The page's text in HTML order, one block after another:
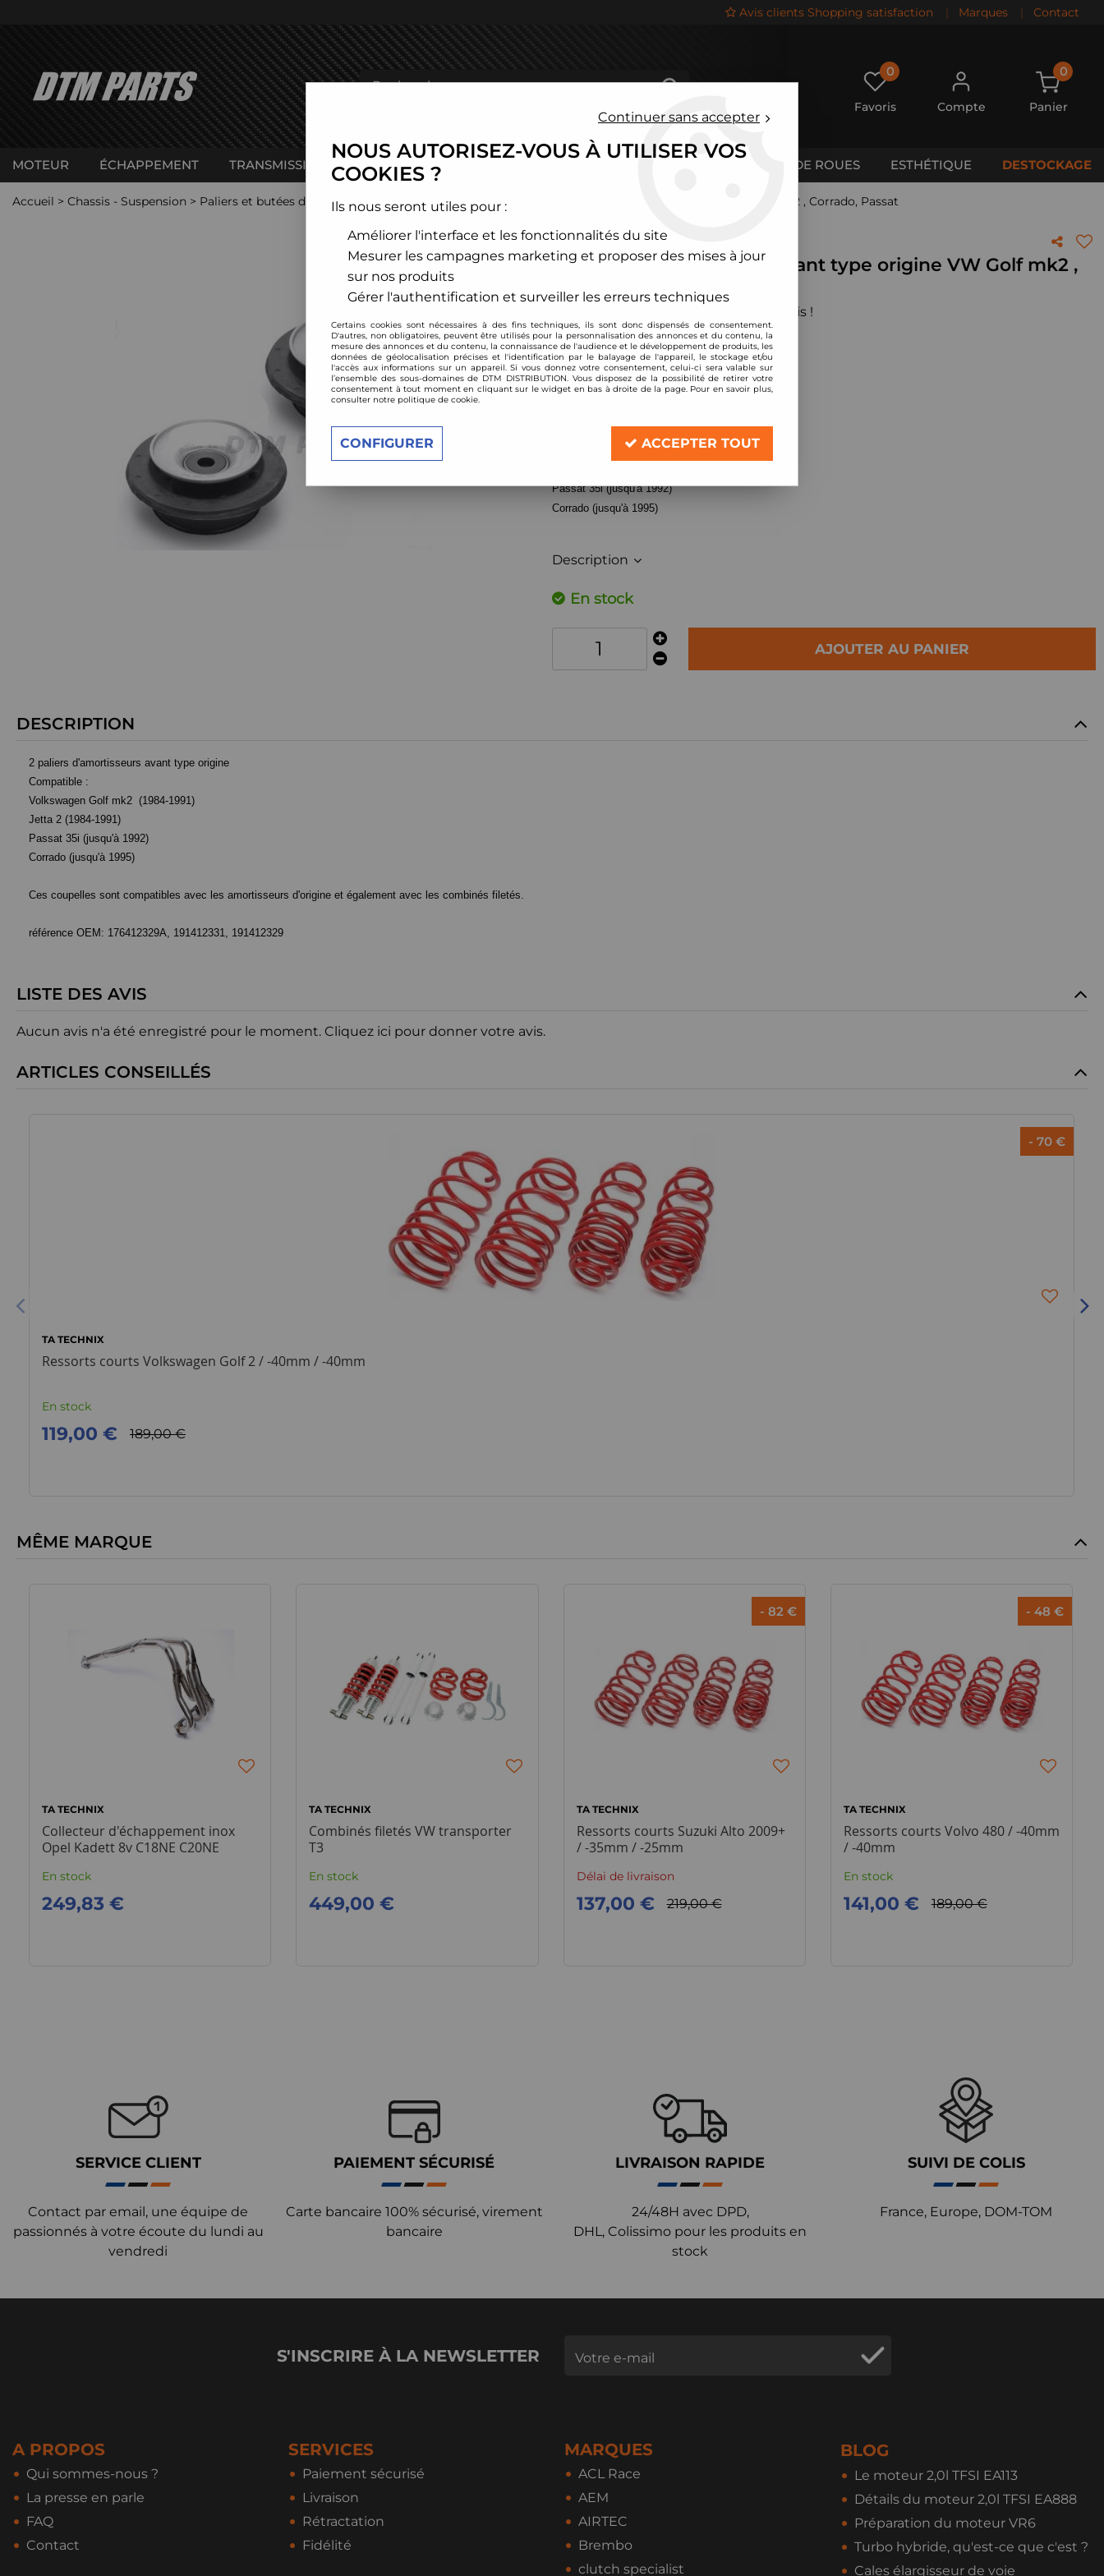
Avis clients Shopping satisfaction | Marques | Contact
0
Favoris Compte
0
Panier
MOTEUR ÉCHAPPEMENT TRANSMISSION CHÂSSIS CALES DE ROUES ESTHÉTIQUE DESTOCKAGE
Accueil > Chassis - Suspension > Paliers et butées de suspension >Volkswagen >2 paliers d'amortisseurs avant type origine VW Golf mk2 , Corrado, Passat
TA TECHNIX
2 paliers d'amortisseurs avant type origine VW Golf mk2 ,
Soyez le premier à donner votre avis !
39,00 €TTC
Réf. : 2x203850
Compatible :
Volkswagen Golf mk2 (1984-1991)
Passat 35i (jusqu'à 1992)
Corrado (jusqu'à 1995)
Description
En stock
AJOUTER AU PANIER
DESCRIPTION
2 paliers d'amortisseurs avant type origine
Compatible :
Volkswagen Golf mk2 (1984-1991)
Jetta 2 (1984-1991)
Passat 35i (jusqu'à 1992)
Corrado (jusqu'à 1995)
Ces coupelles sont compatibles avec les amortisseurs d'origine et également avec les combinés filetés.
référence OEM: 176412329A, 191412331, 191412329
LISTE DES AVIS
Aucun avis n'a été enregistré pour le moment. Cliquez ici pour donner votre avis.
ARTICLES CONSEILLÉS
- 70 €
TA TECHNIX
Ressorts courts Volkswagen Golf 2 / -40mm / -40mm
En stock
189,00 €
119,00 €
MÊME MARQUE
TA TECHNIX
Collecteur d'échappement inox
Opel Kadett 8v C18NE C20NE
En stock
249,83 €
TA TECHNIX
Combinés filetés VW transporter
T3
En stock
449,00 €
- 82 €
TA TECHNIX
Ressorts courts Suzuki Alto 2009+
/ -35mm / -25mm
Délai de livraison
219,00 €
137,00 €
- 48 €
TA TECHNIX
Ressorts courts Volvo 480 / -40mm
/ -40mm
En stock
189,00 €
141,00 €
SERVICE CLIENT
Contact par email, une équipe de
passionnés à votre écoute du lundi au
vendredi
PAIEMENT SÉCURISÉ
Carte bancaire 100% sécurisé, virement
bancaire
LIVRAISON RAPIDE
24/48H avec DPD,
DHL, Colissimo pour les produits en
stock
SUIVI DE COLIS
France, Europe, DOM-TOM
S'INSCRIRE À LA NEWSLETTER
A PROPOS
Qui sommes-nous ?
La presse en parle
FAQ
Contact
SERVICES
Paiement sécurisé
Livraison
Rétractation
Fidélité
MARQUES
ACL Race
AEM
AIRTEC
Brembo
clutch specialist
BLOG
Le moteur 2,0l TFSI EA113
Détails du moteur 2,0l TFSI EA888
Préparation du moteur VR6
Turbo hybride, qu'est-ce que c'est ?
Cales élargisseur de voie
Continuer sans accepter
NOUS AUTORISEZ-VOUS À UTILISER VOS
COOKIES ?
Ils nous seront utiles pour :
Améliorer l'interface et les fonctionnalités du site
Mesurer les campagnes marketing et proposer des mises à jour
sur nos produits
Gérer l'authentification et surveiller les erreurs techniques
Certains cookies sont nécessaires à des fins techniques, ils sont donc dispensés de consentement.
D'autres, non obligatoires, peuvent être utilisés pour la personnalisation des annonces et du contenu, la
mesure des annonces et du contenu, la connaissance de l'audience et le développement de produits, les
données de géolocalisation précises et l'identification par le balayage de l'appareil, le stockage et/ou
l'accès aux informations sur un appareil. Si vous donnez votre consentement, celui-ci sera valable sur
l’ensemble des sous-domaines de DTM DISTRIBUTION. Vous disposez de la possibilité de retirer votre
consentement à tout moment en cliquant sur le widget en bas à droite de la page. Pour en savoir plus,
consulter notre politique de cookie.
CONFIGURER ACCEPTER TOUT